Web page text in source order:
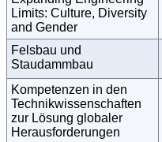
Limits: Culture, Diversity
and Gender
Felsbau und
Staudammbau
Kompetenzen in den
Technikwissenschaften
zur Lösung globaler
Herausforderungen